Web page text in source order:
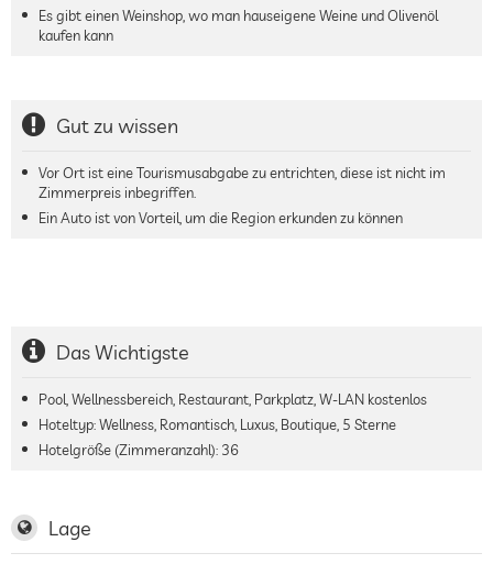
Es gibt einen Weinshop, wo man hauseigene Weine und Olivenöl
kaufen kann
Gut zu wissen
Vor Ort ist eine Tourismusabgabe zu entrichten, diese ist nicht im
Zimmerpreis inbegriffen.
Ein Auto ist von Vorteil, um die Region erkunden zu können
Das Wichtigste
Pool, Wellnessbereich, Restaurant, Parkplatz, W-LAN kostenlos
Hoteltyp: Wellness, Romantisch, Luxus, Boutique, 5 Sterne
Hotelgröße (Zimmeranzahl): 36
Lage